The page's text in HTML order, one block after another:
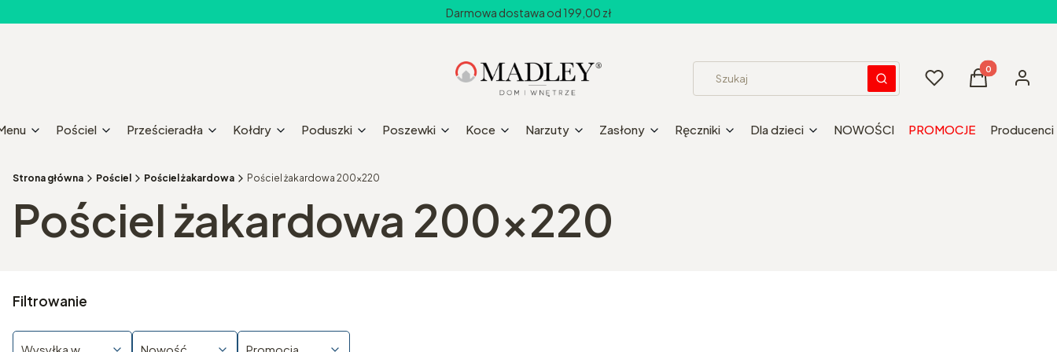
Darmowa dostawa od 199,00 zł
WyczyśćSzukaj
UlubioneProdukty w
Koszyk Zaloguj
Pościel Prześcieradła Kołdry Poduszki Poszewki Koce Narzuty Zasłony Ręczniki Dla dzieci NOWOŚCI PROMOCJE Producenci
Strona główna Pościel Pościel żakardowa Pościel żakardowa 200x220
Pościel żakardowa 200x220
Filtrowanie